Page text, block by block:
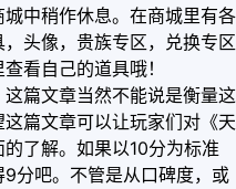
中稍作休息。在商城里有各
头像，贵族专区，兑换专区
看自己的道具哦！
篇文章当然不能说是衡量这
篇文章可以让玩家们对《天
了解。如果以10分为标准
分吧。不管是从口碑度，或